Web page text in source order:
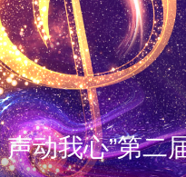
声动我心”第二